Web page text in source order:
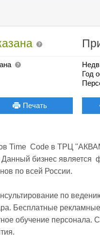
Год
Печать
Time  Code в ТРЦ
бизнес является
по всей России.
по
Бесплатные
обучение персонала.